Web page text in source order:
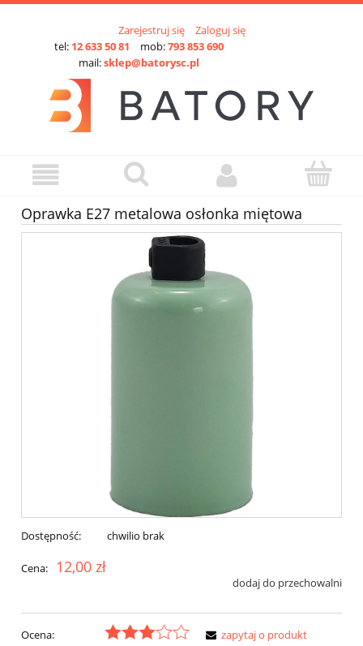
Zarejestruj się
Zaloguj się
tel: 12 633 50 81 mob:793 853 690
mail:sklep@batorysc.pl
Oprawka E27 metalowa osłonka miętowa
Dostępność: chwilio brak
Cena: 12,00 zł
dodaj do przechowalni
Ocena:
zapytaj o produkt